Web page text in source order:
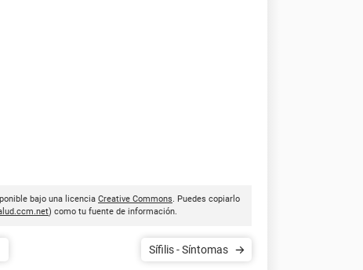
bajo una licencia Creative Commons. Puedes copiarlo
) como tu fuente de información.
Sífilis - Síntomas